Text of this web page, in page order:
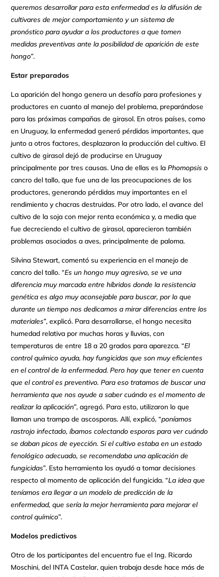
queremos desarrollar para esta enfermedad es la difusión de
cultivares de mejor comportamiento y un sistema de
pronóstico para ayudar a los productores a que tomen
medidas preventivas ante la posibilidad de aparición de este
hongo”.
Estar preparados
La aparición del hongo genera un desafío para profesiones y
productores en cuanto al manejo del problema, preparándose
para las próximas campañas de girasol. En otros países, como
en Uruguay, la enfermedad generó pérdidas importantes, que
junto a otros factores, desplazaron la producción del cultivo. El
cultivo de girasol dejó de producirse en Uruguay
principalmente por tres causas. Una de ellas es laPhomopsis o
cancro del tallo, que fue una de las preocupaciones de los
productores, generando pérdidas muy importantes en el
rendimiento y chacras destruidas. Por otro lado, el avance del
cultivo de la soja con mejor renta económica y, a media que
fue decreciendo el cultivo de girasol, aparecieron también
problemas asociados a aves, principalmente de paloma.
Silvina Stewart, comentó su experiencia en el manejo de
cancro del tallo. “Es un hongo muy agresivo, se ve una
diferencia muy marcada entre híbridos donde la resistencia
genética es algo muy aconsejable para buscar, por lo que
durante un tiempo nos dedicamos a mirar diferencias entre los
materiales”, explicó. Para desarrollarse, el hongo necesita
humedad relativa por muchas horas y lluvias, con
temperaturas de entre 18 a 20 grados para aparezca. “El
control químico ayuda, hay fungicidas que son muy eficientes
en el control de la enfermedad. Pero hay que tener en cuenta
que el control es preventivo. Para eso tratamos de buscar una
herramienta que nos ayude a saber cuándo es el momento de
realizar la aplicación”, agregó. Para esto, utilizaron lo que
llaman una trampa de ascosporas. Allí, explicó, “poníamos
rastrojo infectado, íbamos colectando esporas para ver cuándo
se daban picos de eyección. Si el cultivo estaba en un estado
fenológico adecuado, se recomendaba una aplicación de
fungicidas”. Esta herramienta los ayudó a tomar decisiones
respecto al momento de aplicación del fungicida. “La idea que
teníamos era llegar a un modelo de predicción de la
enfermedad, que sería la mejor herramienta para mejorar el
control químico”.
Modelos predictivos
Otro de los participantes del encuentro fue el Ing. Ricardo
Moschini, del INTA Castelar, quien trabaja desde hace más de